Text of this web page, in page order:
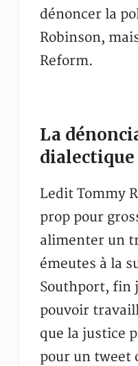
dénoncer la
Robinson,
Reform.
La
dialectique
Ledit Tommy
prop pour
alimenter un
émeutes à la
Southport, fin
pouvoir
que la justice
pour un tweet